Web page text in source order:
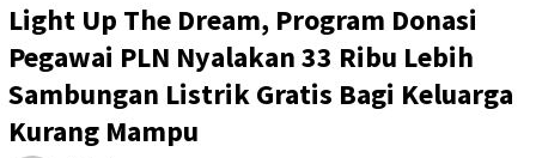
Light Up The Dream, Program Donasi
Pegawai PLN Nyalakan 33 Ribu Lebih
Sambungan Listrik Gratis Bagi Keluarga
Kurang Mampu